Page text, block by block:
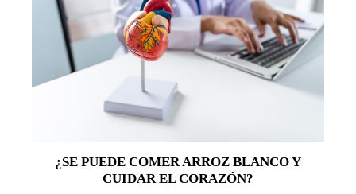
¿SE PUEDE COMER ARROZ BLANCO Y
CUIDAR EL CORAZÓN?